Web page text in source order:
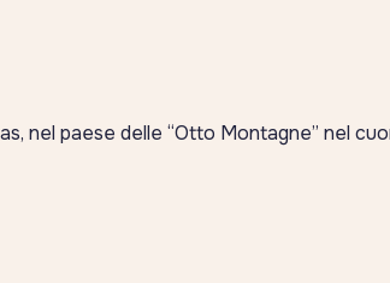
nel paese delle “Otto Montagne” nel